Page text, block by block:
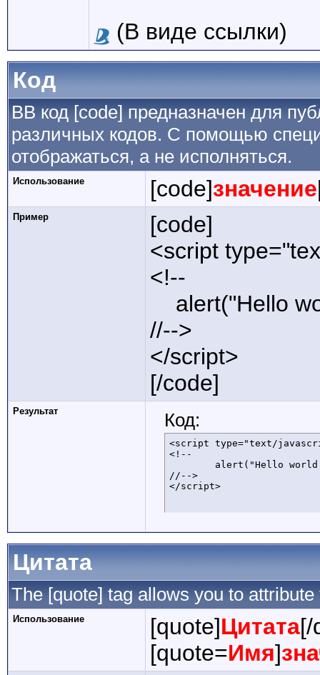
(В виде ссылки)
Код
BB код [code] предназначен для
различных кодов. С помощью
отображаться, а не исполняться.
Использование [code]значение
Пример
[code]
<script
<!--
alert("Hello
//-->
</script>
[/code]
Результат Код:
<script type="text/
<!--
//-->
</script>
Цитата
The [quote] tag allows you to
Использование [quote]Цитата[/
[quote=Имя]